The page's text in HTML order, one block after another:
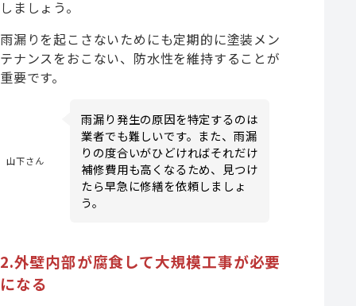
しましょう。
雨漏りを起こさないためにも定期的に塗装メン
テナンスをおこない、防水性を維持することが
重要です。
山下さん
雨漏り発生の原因を特定するのは
業者でも難しいです。また、雨漏
りの度合いがひどければそれだけ
補修費用も高くなるため、見つけ
たら早急に修繕を依頼しましょ
う。
2.外壁内部が腐食して大規模工事が必要
になる